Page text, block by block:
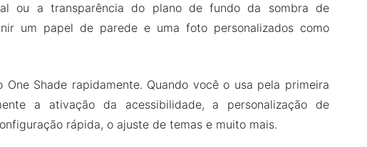
ou a transparência do plano de fundo da sombra de
um papel de parede e uma foto personalizados como
Shade rapidamente. Quando você o usa pela primeira
a ativação da acessibilidade, a personalização de
rápida, o ajuste de temas e muito mais.